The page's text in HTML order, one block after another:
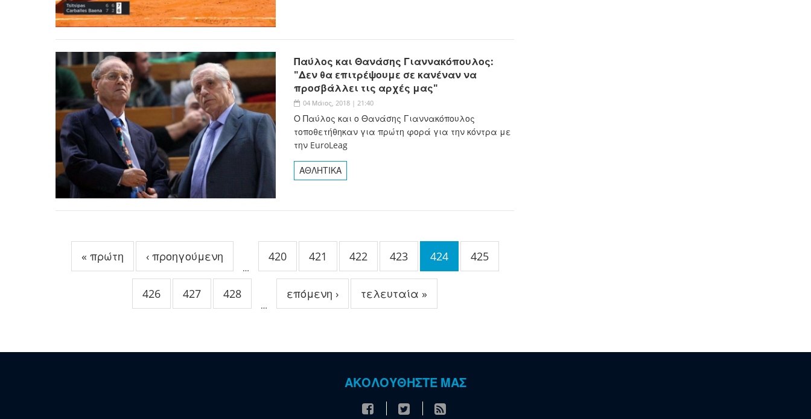
Παύλος και Θανάσης Γιαννακόπουλος:
"Δεν θα επιτρέψουμε σε κανέναν να
προσβάλλει τις αρχές μας"
04 Μάιος, 2018 | 21:40
Ο Παύλος και ο Θανάσης Γιαννακόπουλος
τοποθετήθηκαν για πρώτη φορά για την κόντρα με
την EuroLeag
ΑΘΛΗΤΙΚΑ
« πρώτη ‹ προηγούμενη
…
420 421 422 423 424 425
426 427 428
…
επόμενη › τελευταία »
ΑΚΟΛΟΥΘΗΣΤΕ ΜΑΣ